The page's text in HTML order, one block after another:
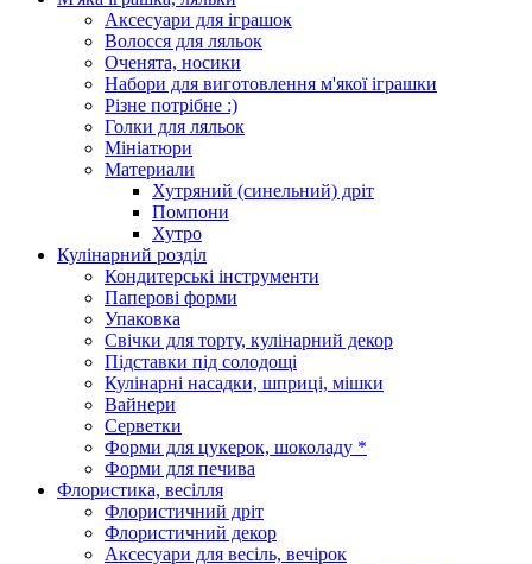
Аксесуари для іграшок
Волосся для ляльок
Оченята, носики
Набори для виготовлення м'якої іграшки
Різне потрібне :)
Голки для ляльок
Мініатюри
Материали
Хутряний (синельний) дріт
Помпони
Хутро
Кулінарний розділ
Кондитерські інструменти
Паперові форми
Упаковка
Свічки для торту, кулінарний декор
Підставки під солодощі
Кулінарні насадки, шприці, мішки
Вайнери
Серветки
Форми для цукерок, шоколаду *
Форми для печива
Флористика, весілля
Флористичний дріт
Флористичний декор
Аксесуари для весіль, вечірок